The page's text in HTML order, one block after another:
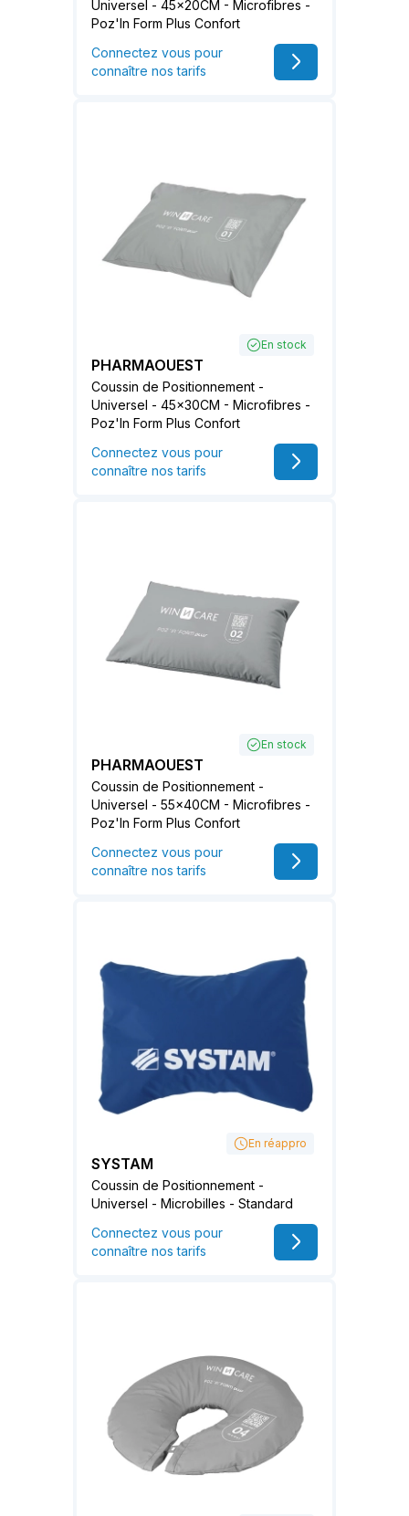
Universel - 45x20CM - Microfibres -
Poz'In Form Plus Confort
Connectez vous pour
connaître nos tarifs
En stock
PHARMAOUEST
Coussin de Positionnement -
Universel - 45x30CM - Microfibres -
Poz'In Form Plus Confort
Connectez vous pour
connaître nos tarifs
En stock
PHARMAOUEST
Coussin de Positionnement -
Universel - 55x40CM - Microfibres -
Poz'In Form Plus Confort
Connectez vous pour
connaître nos tarifs
En réappro
SYSTAM
Coussin de Positionnement -
Universel - Microbilles - Standard
Connectez vous pour
connaître nos tarifs